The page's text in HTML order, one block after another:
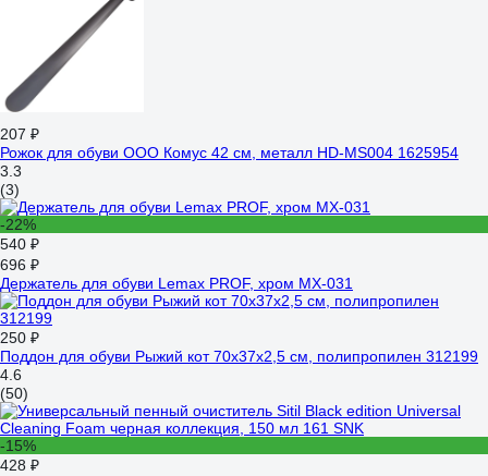
207 ₽
Рожок для обуви ООО Комус 42 см, металл HD-MS004 1625954
3.3
(3)
-22%
540 ₽
696 ₽
Держатель для обуви Lemax PROF, хром MX-031
250 ₽
Поддон для обуви Рыжий кот 70х37х2,5 см, полипропилен 312199
4.6
(50)
-15%
428 ₽